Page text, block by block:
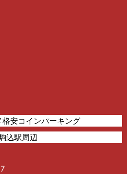
格安コインパーキング
込駅周辺